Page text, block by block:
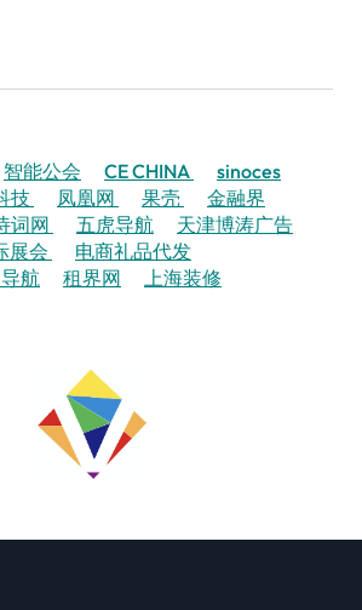
智能公会 CE CHINA
sinoces
技 凤凰网 果壳
金融界
词网 五虎导航
天津博涛广告
展会
电商礼品代发
航 租界网 上海装修